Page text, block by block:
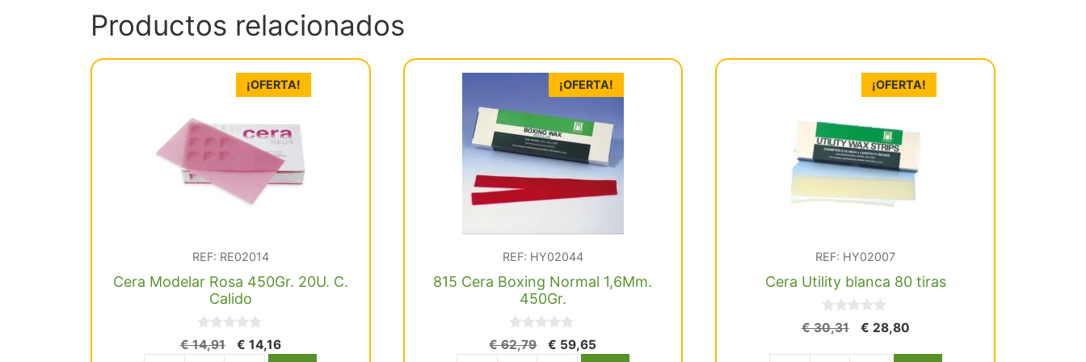
Productos relacionados
¡OFERTA!
REF: RE02014
Cera Modelar Rosa 450Gr. 20U. C.
Calido
0
d
€14,91
El
€ 14,16El
¡OFERTA!
REF: HY02044
815 Cera Boxing Normal 1,6Mm.
450Gr.
0
d
€62,79
El
€ 59,65El
¡OFERTA!
REF: HY02007
Cera Utility blanca 80 tiras
0
d
5
€30,31
El
€ 28,80El